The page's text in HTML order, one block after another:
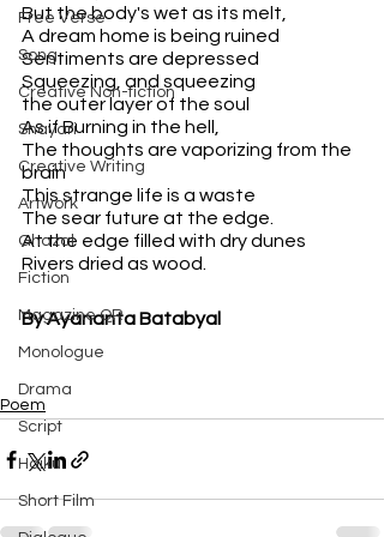
Free Verse
Song
Creative Non-fiction
Shayari
Creative Writing
Artwork
Ghazal
Fiction
Magazine QR
Monologue
Drama
Script
Haiku
Short Film
But the body's wet as its melt,
A dream home is being ruined
Sentiments are depressed
Squeezing, and squeezing
the outer layer of the soul
As if Burning in the hell,
The thoughts are vaporizing from the
brain
This strange life is a waste
The sear future at the edge.
At the edge filled with dry dunes
Rivers dried as wood.
By Ayananta Batabyal
Poem